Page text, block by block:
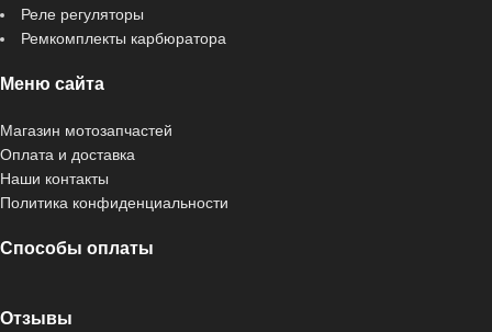
Реле регуляторы
Ремкомплекты карбюратора
Меню сайта
Магазин мотозапчастей
Оплата и доставка
Наши контакты
Политика конфиденциальности
Способы оплаты
Отзывы